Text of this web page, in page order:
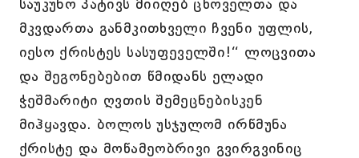
საუკუნო პატივს მიიღებ ცხოველთა და
მკვდართა განმკითხველი ჩვენი უფლის,
იესო ქრისტეს სასუფეველში!“ ლოცვითა
და შეგონებებით წმიდანს ელადი
ჭეშმარიტი ღვთის შემეცნებისკენ
მიჰყავდა. ბოლოს უსჯულომ ირწმუნა
ქრისტე და მოწამეობრივი გვირგვინიც